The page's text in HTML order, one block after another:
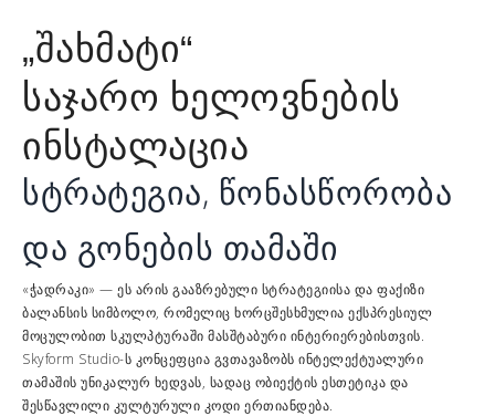
„შახმატი“
საჯარო ხელოვნების
ინსტალაცია
სტრატეგია, წონასწორობა
და გონების თამაში
«ჭადრაკი» — ეს არის გააზრებული სტრატეგიისა და ფაქიზი
ბალანსის სიმბოლო, რომელიც ხორცშესხმულია ექსპრესიულ
მოცულობით სკულპტურაში მასშტაბური ინტერიერებისთვის.
Skyform Studio-ს კონცეფცია გვთავაზობს ინტელექტუალური
თამაშის უნიკალურ ხედვას, სადაც ობიექტის ესთეტიკა და
შესწავლილი კულტურული კოდი ერთიანდება.